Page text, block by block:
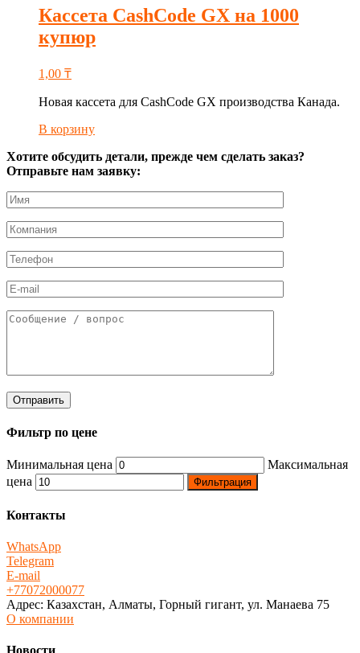
Кассета CashCode GX на 1000
купюр
1,00 ₸
Новая кассета для CashCode GX производства Канада.
В корзину
Хотите обсудить детали, прежде чем сделать заказ?
Отправьте нам заявку:
Фильтр по цене
Минимальная цена
Максимальная
цена
Фильтрация
Контакты
WhatsApp
Telegram
E-mail
+77072000077
Адрес: Казахстан, Алматы, Горный гигант, ул. Манаева 75
О компании
Новости